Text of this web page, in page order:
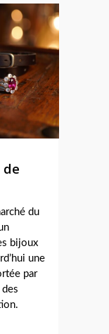
du
bijoux
une
par